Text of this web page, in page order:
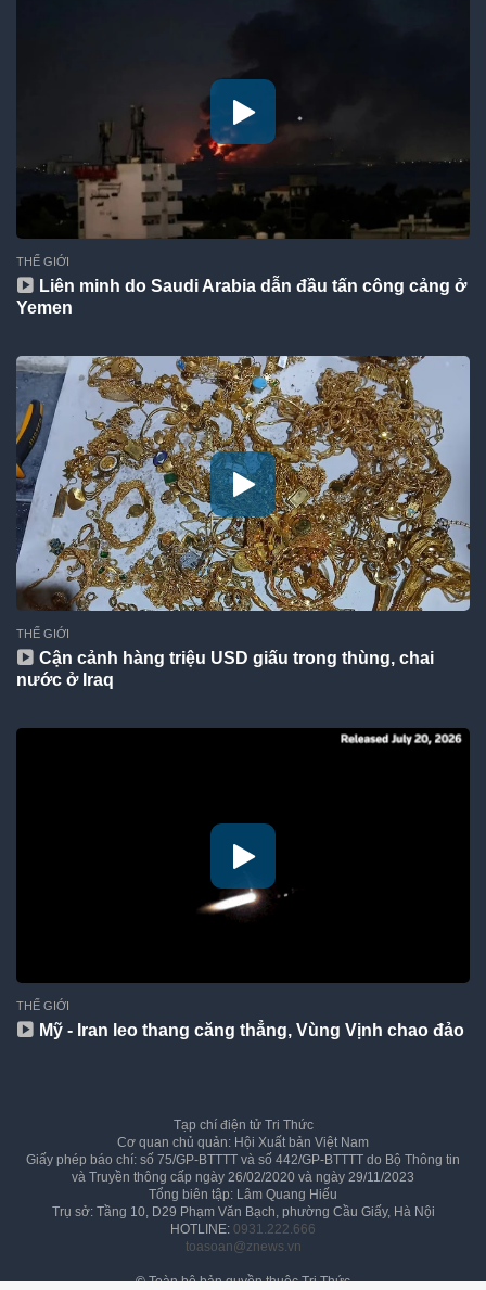
THẾ GIỚI
Liên minh do Saudi Arabia dẫn đầu tấn công cảng ở
Yemen
THẾ GIỚI
Cận cảnh hàng triệu USD giấu trong thùng, chai
nước ở Iraq
THẾ GIỚI
Mỹ - Iran leo thang căng thẳng, Vùng Vịnh chao đảo
Tạp chí điện tử Tri Thức
Cơ quan chủ quản: Hội Xuất bản Việt Nam
Giấy phép báo chí: số 75/GP-BTTTT và số 442/GP-BTTTT do Bộ Thông tin
và Truyền thông cấp ngày 26/02/2020 và ngày 29/11/2023
Tổng biên tập: Lâm Quang Hiếu
Trụ sở: Tầng 10, D29 Phạm Văn Bạch, phường Cầu Giấy, Hà Nội
HOTLINE: 0931.222.666
toasoan@znews.vn
©Toàn bộ bản quyền thuộc Tri Thức